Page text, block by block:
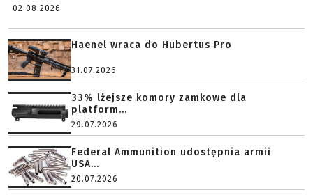
02.08.2026
Haenel wraca do Hubertus Pro
31.07.2026
33% lżejsze komory zamkowe dla
platform...
29.07.2026
Federal Ammunition udostępnia armii
USA...
20.07.2026